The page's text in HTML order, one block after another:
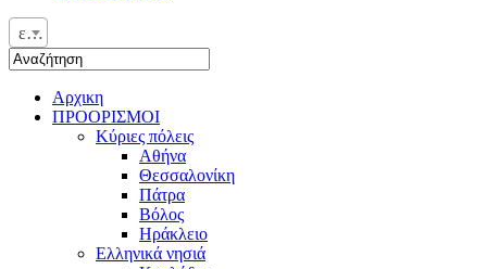
ελ
Αρχικη
ΠΡΟΟΡΙΣΜΟΙ
Κύριες πόλεις
Αθήνα
Θεσσαλονίκη
Πάτρα
Βόλος
Ηράκλειο
Ελληνικά νησιά